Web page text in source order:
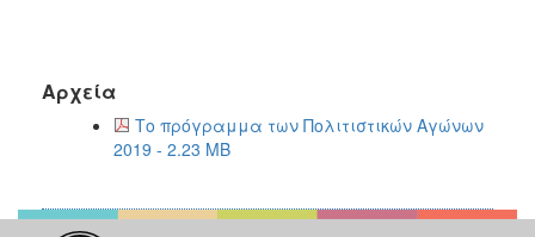
Αρχεία
Το πρόγραμμα των Πολιτιστικών Αγώνων
2019 - 2.23 MB